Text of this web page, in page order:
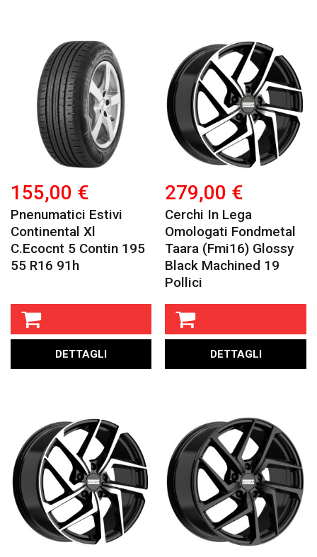
155,00 €
Pnenumatici Estivi
Continental Xl
C.ecocnt 5 Contin 195
55 R16 91h
DETTAGLI
279,00 €
Cerchi In Lega
Omologati Fondmetal
Taara (fmi16) Glossy
Black Machined 19
Pollici
DETTAGLI